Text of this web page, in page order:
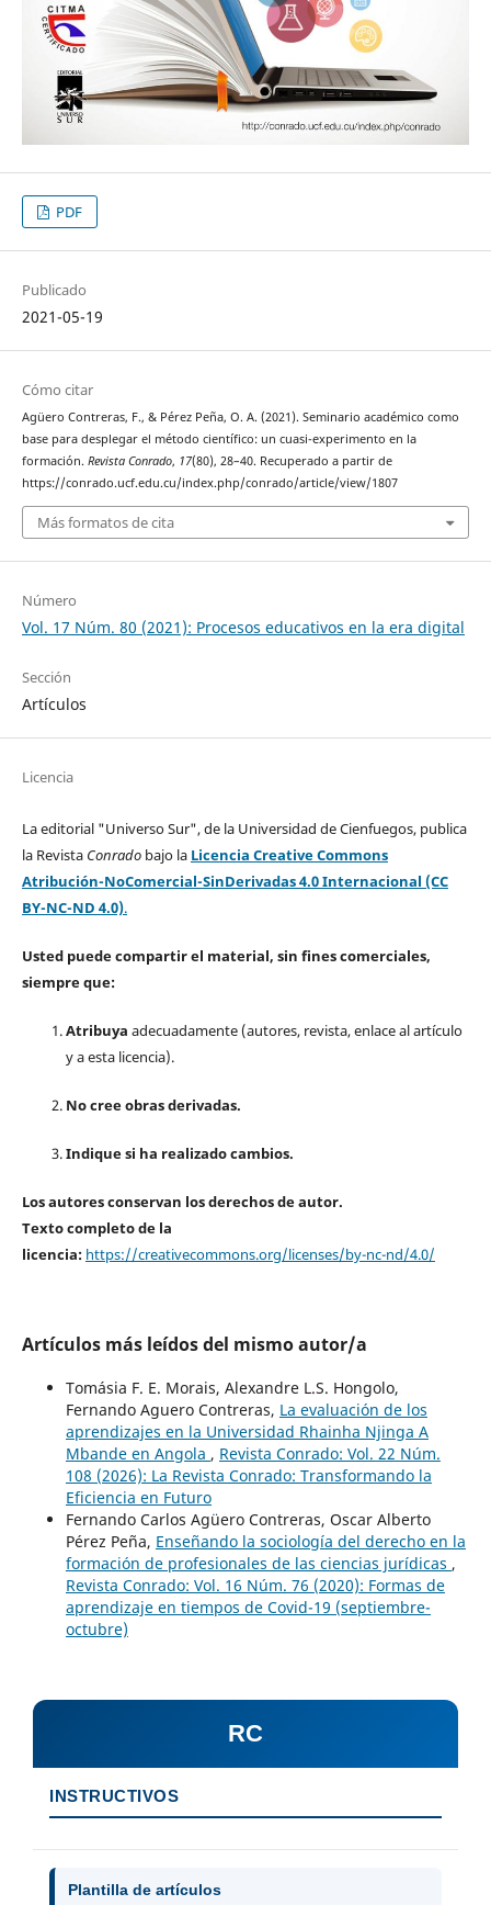
PDF
Publicado
2021-05-19
Cómo citar
Agüero Contreras, F., & Pérez Peña, O. A. (2021). Seminario académico como
base para desplegar el método científico: un cuasi-experimento en la
formación. Revista Conrado, 17(80), 28–40. Recuperado a partir de
https://conrado.ucf.edu.cu/index.php/conrado/article/view/1807
Más formatos de cita
Número
Vol. 17 Núm. 80 (2021): Procesos educativos en la era digital
Sección
Artículos
Licencia
La editorial "Universo Sur", de la Universidad de Cienfuegos, publica
la Revista Conradobajo la Licencia Creative Commons
Atribución-NoComercial-SinDerivadas 4.0 Internacional (CC
BY-NC-ND 4.0).
Usted puede compartir el material, sin fines comerciales,
siempre que:
Atribuya adecuadamente (autores, revista, enlace al artículo
y a esta licencia).
No cree obras derivadas.
Indique si ha realizado cambios.
Los autores conservan los derechos de autor.
Texto completo de la
licencia: https://creativecommons.org/licenses/by-nc-nd/4.0/
Artículos más leídos del mismo autor/a
Tomásia F. E. Morais, Alexandre L.S. Hongolo,
Fernando Aguero Contreras, La evaluación de los
aprendizajes en la Universidad Rhainha Njinga A
Mbande en Angola , Revista Conrado: Vol. 22 Núm.
108 (2026): La Revista Conrado: Transformando la
Eficiencia en Futuro
Fernando Carlos Agüero Contreras, Oscar Alberto
Pérez Peña, Enseñando la sociología del derecho en la
formación de profesionales de las ciencias jurídicas ,
Revista Conrado: Vol. 16 Núm. 76 (2020): Formas de
aprendizaje en tiempos de Covid-19 (septiembre-
octubre)
RC
INSTRUCTIVOS
Plantilla de artículos